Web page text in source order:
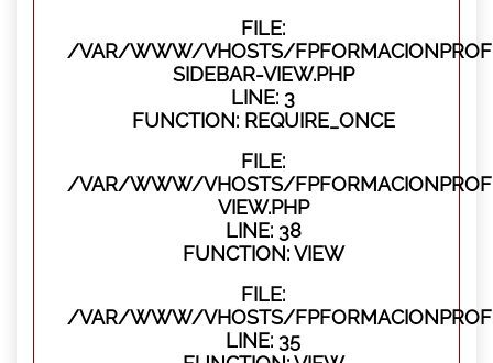
FILE:
/VAR/WWW/VHOSTS/
SIDEBAR-VIEW.PHP
LINE: 3
FUNCTION: REQUIRE_ONCE
FILE:
/VAR/WWW/VHOSTS/
VIEW.PHP
LINE: 38
FUNCTION: VIEW
FILE:
/VAR/WWW/VHOSTS/
LINE: 35